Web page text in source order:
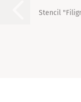
Stencil